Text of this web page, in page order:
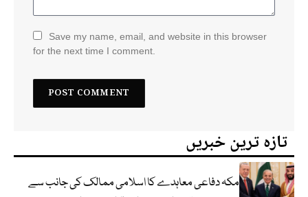
Save my name, email, and website in this browser
for the next time I comment.
تازہ ترین خبریں
مکہ دفاعی معاہدے کا اسلامی ممالک کی جانب سے